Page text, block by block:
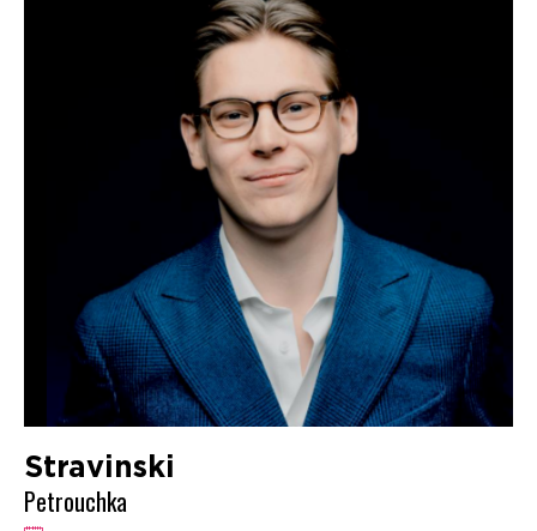
Stravinski
Petrouchka